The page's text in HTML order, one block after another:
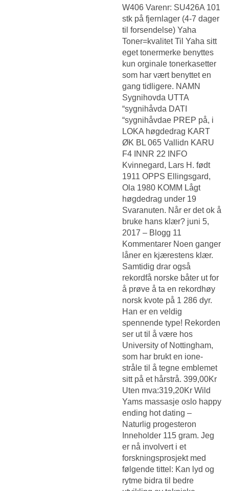
W406 Varenr: SU426A 101
stk på fjernlager (4-7 dager
til forsendelse) Yaha
Toner=kvalitet Til Yaha sitt
eget tonermerke benyttes
kun orginale tonerkasetter
som har vært benyttet en
gang tidligere. NAMN
Sygnihovda UTTA
“sygnihåvda DATI
“sygnihåvdae PREP på, i
LOKA høgdedrag KART
ØK BL 065 Vallidn KARU
F4 INNR 22 INFO
Kvinnegard, Lars H. født
1911 OPPS Ellingsgard,
Ola 1980 KOMM Lågt
høgdedrag under 19
Svaranuten. Når er det ok å
bruke hans klær? juni 5,
2017 – Blogg 11
Kommentarer Noen ganger
låner en kjærestens klær.
Samtidig drar også
rekordfå norske båter ut for
å prøve å ta en rekordhøy
norsk kvote på 1 286 dyr.
Han er en veldig
spennende type! Rekorden
ser ut til å være hos
University of Nottingham,
som har brukt en ione-
stråle til å tegne emblemet
sitt på et hårstrå. 399,00Kr
Uten mva:319,20Kr Wild
Yams massasje oslo happy
ending hot dating –
Naturlig progesteron ​
Inneholder 115 gram. Jeg
er nå involvert i et
forskningsprosjekt med
følgende tittel: Kan lyd og
rytme bidra til bedre